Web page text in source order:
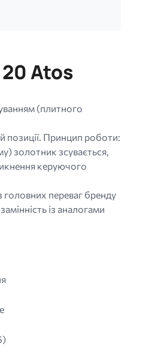
Atos
(плитного
позиції. Принцип роботи:
золотник зсувається,
керуючого
головних переваг бренду
із аналогами